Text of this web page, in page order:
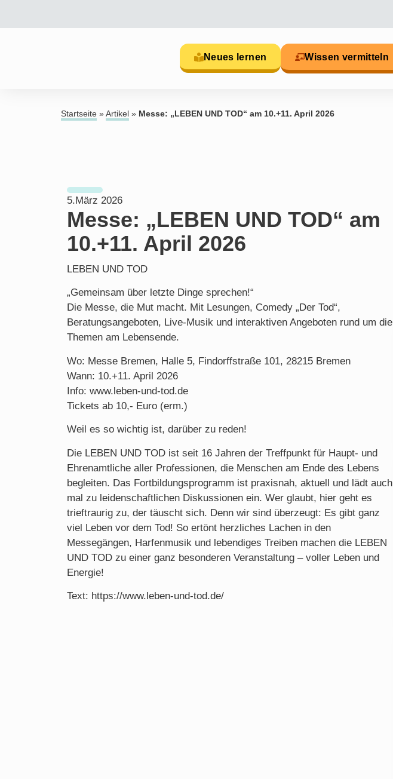
Neues lernen Wissen vermitteln
Startseite » Artikel » Messe: „LEBEN UND TOD“ am 10.+11. April 2026
5.März 2026
Messe: „LEBEN UND TOD“ am
10.+11. April 2026
LEBEN UND TOD
„Gemeinsam über letzte Dinge sprechen!“
Die Messe, die Mut macht. Mit Lesungen, Comedy „Der Tod“,
Beratungsangeboten, Live-Musik und interaktiven Angeboten rund um die
Themen am Lebensende.
Wo: Messe Bremen, Halle 5, Findorffstraße 101, 28215 Bremen
Wann: 10.+11. April 2026
Info: www.leben-und-tod.de
Tickets ab 10,- Euro (erm.)
Weil es so wichtig ist, darüber zu reden!
Die LEBEN UND TOD ist seit 16 Jahren der Treffpunkt für Haupt- und
Ehrenamtliche aller Professionen, die Menschen am Ende des Lebens
begleiten. Das Fortbildungsprogramm ist praxisnah, aktuell und lädt auch
mal zu leidenschaftlichen Diskussionen ein. Wer glaubt, hier geht es
trieftraurig zu, der täuscht sich. Denn wir sind überzeugt: Es gibt ganz
viel Leben vor dem Tod! So ertönt herzliches Lachen in den
Messegängen, Harfenmusik und lebendiges Treiben machen die LEBEN
UND TOD zu einer ganz besonderen Veranstaltung – voller Leben und
Energie!
Text: https://www.leben-und-tod.de/